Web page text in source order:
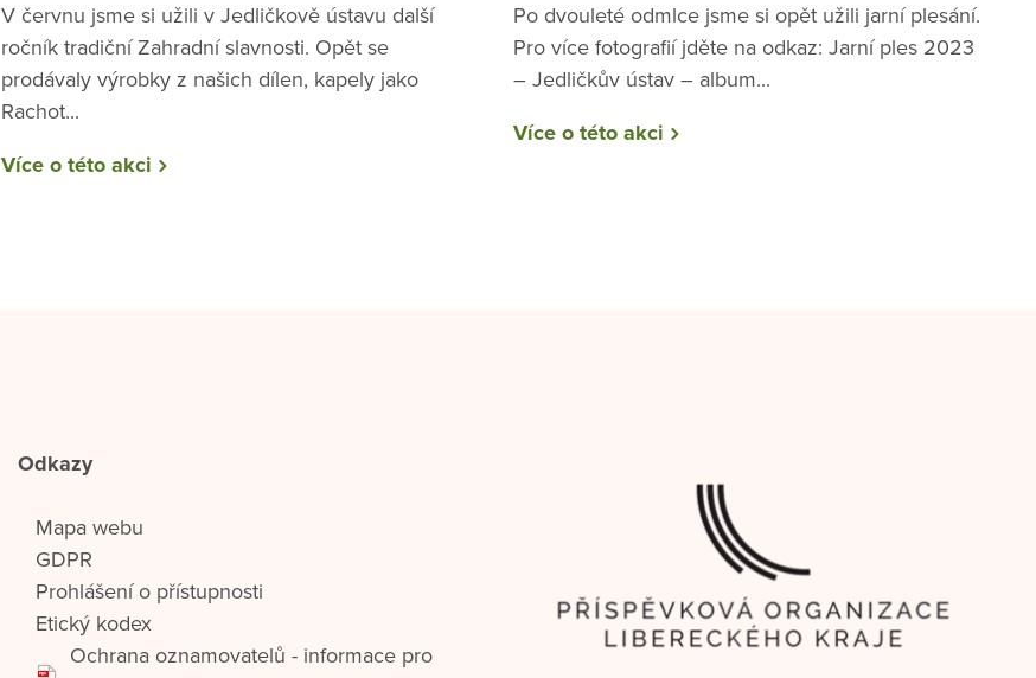
V červnu jsme si užili v Jedličkově ústavu další
ročník tradiční Zahradní slavnosti. Opět se
prodávaly výrobky z našich dílen, kapely jako
Rachot...
Více o této akci
Po dvouleté odmlce jsme si opět užili jarní plesání.
Pro více fotografií jděte na odkaz: Jarní ples 2023
– Jedličkův ústav – album...
Více o této akci
Odkazy
Mapa webu
GDPR
Prohlášení o přístupnosti
Etický kodex
Ochrana oznamovatelů - informace pro